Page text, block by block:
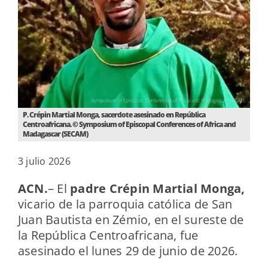
3 julio 2026
P. Crépin Martial Monga, sacerdote asesinado en República
Centroafricana. © Symposium of Episcopal Conferences of Africa and
Madagascar (SECAM)
ACN.– El padre Crépin Martial Monga,
vicario de la parroquia católica de San
Juan Bautista en Zémio, en el sureste de
la República Centroafricana, fue
asesinado el lunes 29 de junio de 2026.